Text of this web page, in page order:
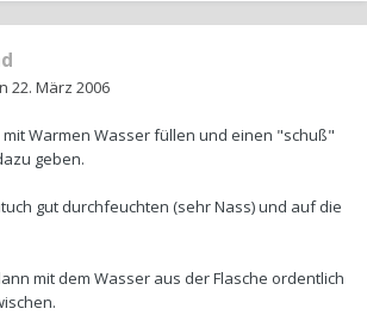
22. März 2006
mit Warmen Wasser füllen und einen "schuß"
geben.
gut durchfeuchten (sehr Nass) und auf die
mit dem Wasser aus der Flasche ordentlich